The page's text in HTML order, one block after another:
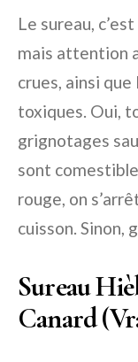
Le sureau,
mais attention
crues, ainsi
toxiques. Oui,
grignotages
sont
rouge, on
cuisson. Sinon,
Sureau
Canard